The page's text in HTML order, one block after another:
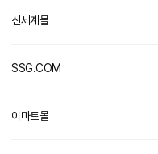
신세계몰
SSG.COM
이마트몰